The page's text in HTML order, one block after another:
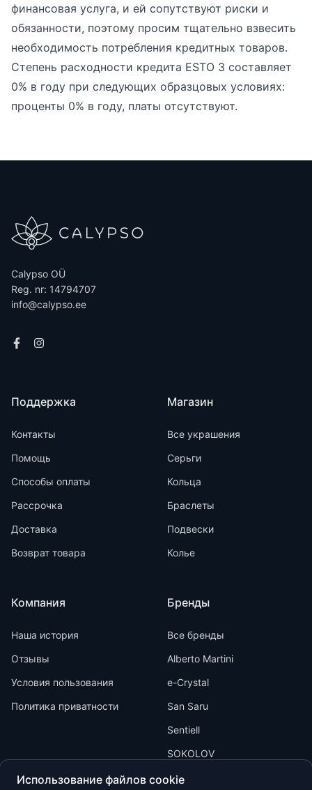
финансовая услуга, и ей сопутствуют риски и
обязанности, поэтому просим тщательно взвесить
необходимость потребления кредитных товаров.
Степень расходности кредита ESTO 3 составляет
0% в году при следующих образцовых условиях:
проценты 0% в году, платы отсутствуют.
Calypso OÜ
Reg. nr: 14794707
info@calypso.ee
Поддержка
Контакты
Помощь
Способы оплаты
Рассрочка
Доставка
Возврат товара
Компания
Наша история
Отзывы
Условия пользования
Политика приватности
Магазин
Все украшения
Серьги
Кольца
Браслеты
Подвески
Колье
Бренды
Все бренды
Alberto Martini
e-Crystal
San Saru
Sentiell
SOKOLOV
Использование файлов cookie